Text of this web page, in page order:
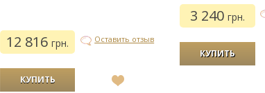
12 816грн. Оставить отзыв
3 240 грн.